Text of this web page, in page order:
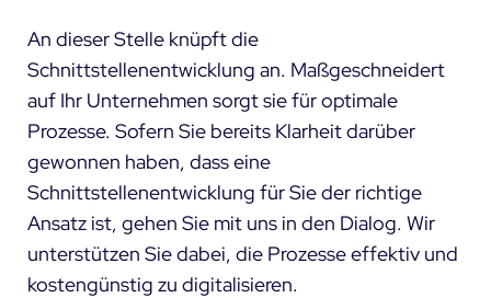
An dieser Stelle knüpft die
Schnittstellenentwicklung an. Maßgeschneidert
auf Ihr Unternehmen sorgt sie für optimale
Prozesse. Sofern Sie bereits Klarheit darüber
gewonnen haben, dass eine
Schnittstellenentwicklung für Sie der richtige
Ansatz ist, gehen Sie mit uns in den Dialog. Wir
unterstützen Sie dabei, die Prozesse effektiv und
kostengünstig zu digitalisieren.